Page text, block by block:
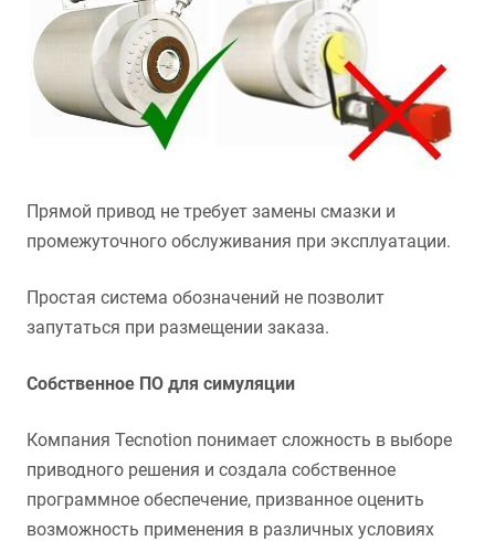
Прямой привод не требует замены смазки и
промежуточного обслуживания при эксплуатации.
Простая система обозначений не позволит
запутаться при размещении заказа.
Собственное ПО для симуляции
Компания Tecnotion понимает сложность в выборе
приводного решения и создала собственное
программное обеспечение, призванное оценить
возможность применения в различных условиях